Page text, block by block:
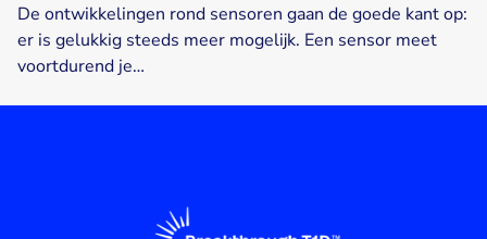
De ontwikkelingen rond sensoren gaan de goede kant op:
er is gelukkig steeds meer mogelijk. Een sensor meet
voortdurend je…